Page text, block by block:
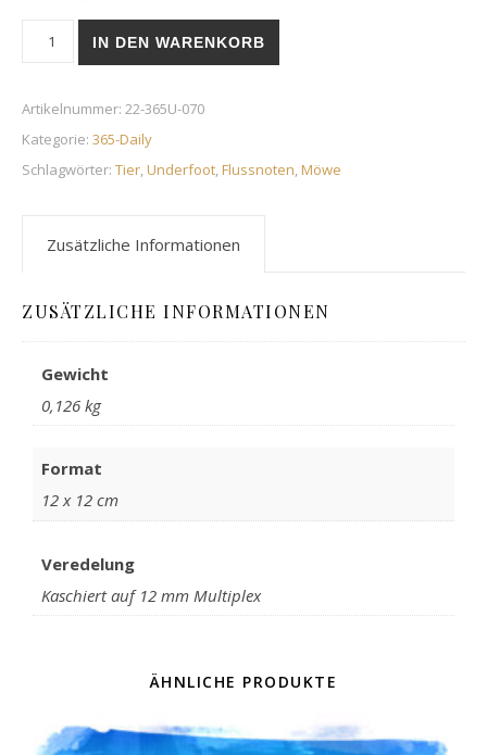
IN DEN WARENKORB
Artikelnummer: 22-365U-070
Kategorie: 365-Daily
Schlagwörter: Tier,Underfoot,Flussnoten,Möwe
Zusätzliche Informationen
ZUSÄTZLICHE INFORMATIONEN
Gewicht
0,126 kg
Format
12 x 12 cm
Veredelung
Kaschiert auf 12 mm Multiplex
ÄHNLICHE PRODUKTE